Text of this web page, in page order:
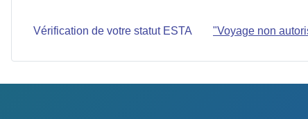
Vérification de votre statut ESTA "Voyage non